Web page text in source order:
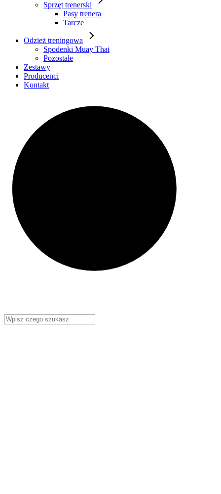
Sprzęt trenerski
Pasy trenera
Tarcze
Odzież treningowa
Spodenki Muay Thai
Pozostałe
Zestawy
Producenci
Kontakt